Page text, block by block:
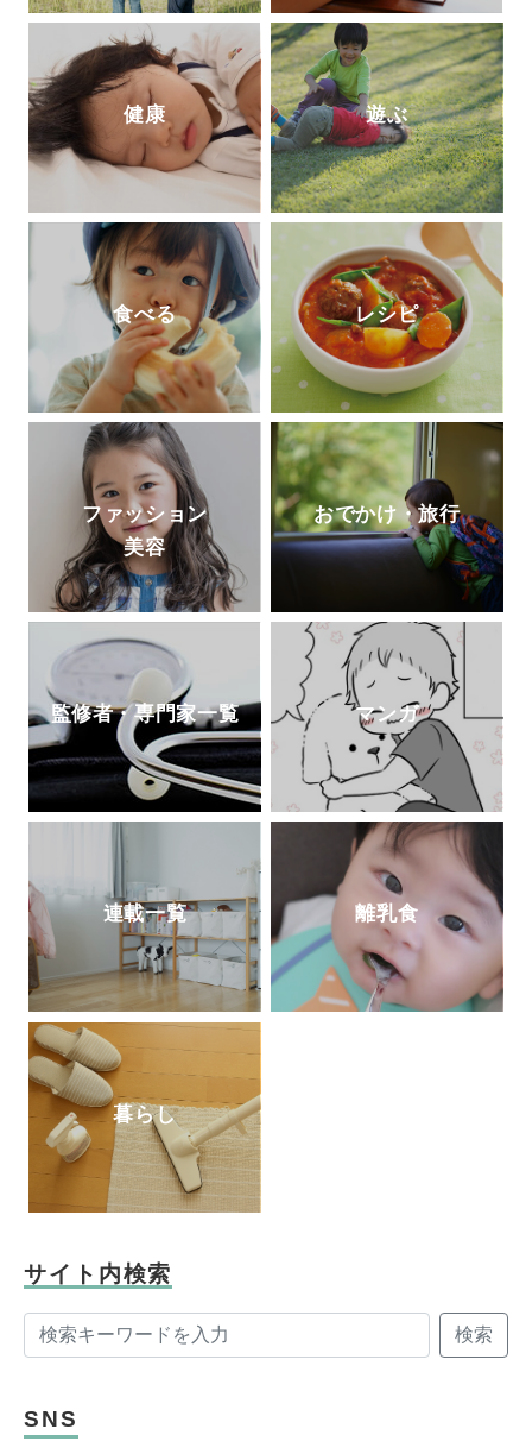
健康 遊ぶ
食べる レシピ
ファッション
美容
おでかけ・旅行
監修者・専門家一覧 マンガ
連載一覧 離乳食
暮らし
サイト内検索
検索
SNS